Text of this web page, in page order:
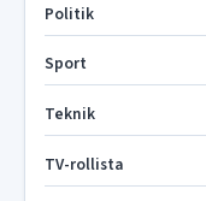
Politik
Sport
Teknik
TV-rollista